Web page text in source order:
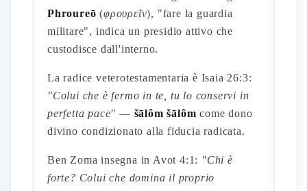
Phroureō (φρουρεῖν), "fare la guardia
militare", indica un presidio attivo che
custodisce dall'interno.
La radice veterotestamentaria è Isaia 26:3:
"Colui che è fermo in te, tu lo conservi in
perfetta pace" — šālôm šālôm come dono
divino condizionato alla fiducia radicata.
Ben Zoma insegna in Avot 4:1: "Chi è
forte? Colui che domina il proprio